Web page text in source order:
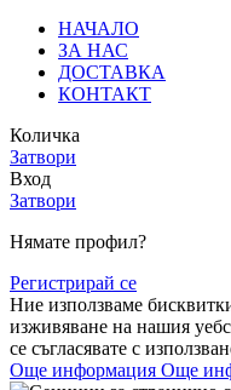
НАЧАЛО
ЗА НАС
ДОСТАВКА
КОНТАКТ
Количка
Затвори
Вход
Затвори
Нямате профил?
Регистрирай се
Ние използваме
изживяване на нашия
се съгласявате с
Още информация Още